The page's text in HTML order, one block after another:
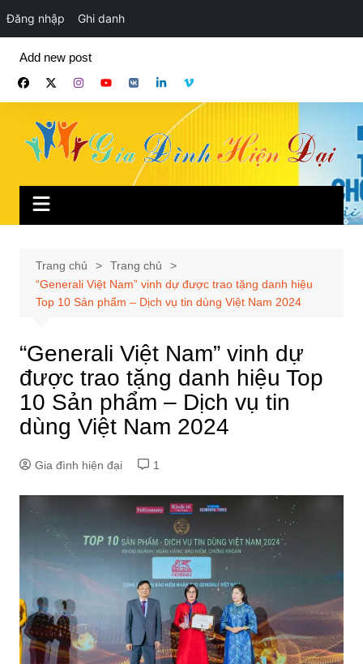
Đăng nhập Ghi danh
phần
Add new post
Trang chủ
Trang chủ
“Generali Việt Nam” vinh dự được trao tặng danh hiệu
Top 10 Sản phẩm – Dịch vụ tin dùng Việt Nam 2024
“Generali Việt Nam” vinh dự
được trao tặng danh hiệu Top
10 Sản phẩm – Dịch vụ tin
dùng Việt Nam 2024
Gia đình hiện đại 1